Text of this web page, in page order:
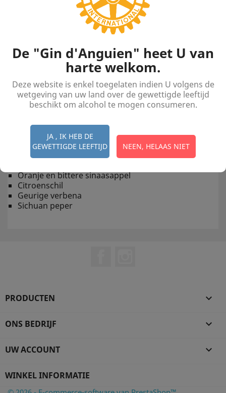
De "Gin d'Anguien" heet U van
harte welkom.
Deze website is enkel toegelaten indien U volgens de
wetgeving van uw land over de gewettigde leeftijd
beschikt om alcohol te mogen consumeren.
JA , IK HEB DE
GEWETTIGDE LEEFTIJD
NEEN, HELAAS NIET
In de mond een typische smaak, zoet maar met goede
lengte, waar de bloemige toets niet verhindert dat
het fruit tot uitdrukking brengt.
Onze distilleerder heeft deze aromatische ingrediënten
vakkundig gedoseerd en ook gekozen op basis van
de medicinale voordelen die kruidendokters hun
jeneverbessen
Rose knoppen
Rozenbottel
Iriswortel
Engelwortel,
Koriander
Oranje en bittere sinaasappel
Citroenschil
Geurige verbena
Sichuan peper
PRODUCTEN 
ONS BEDRIJF 
UW ACCOUNT 
WINKEL INFORMATIE